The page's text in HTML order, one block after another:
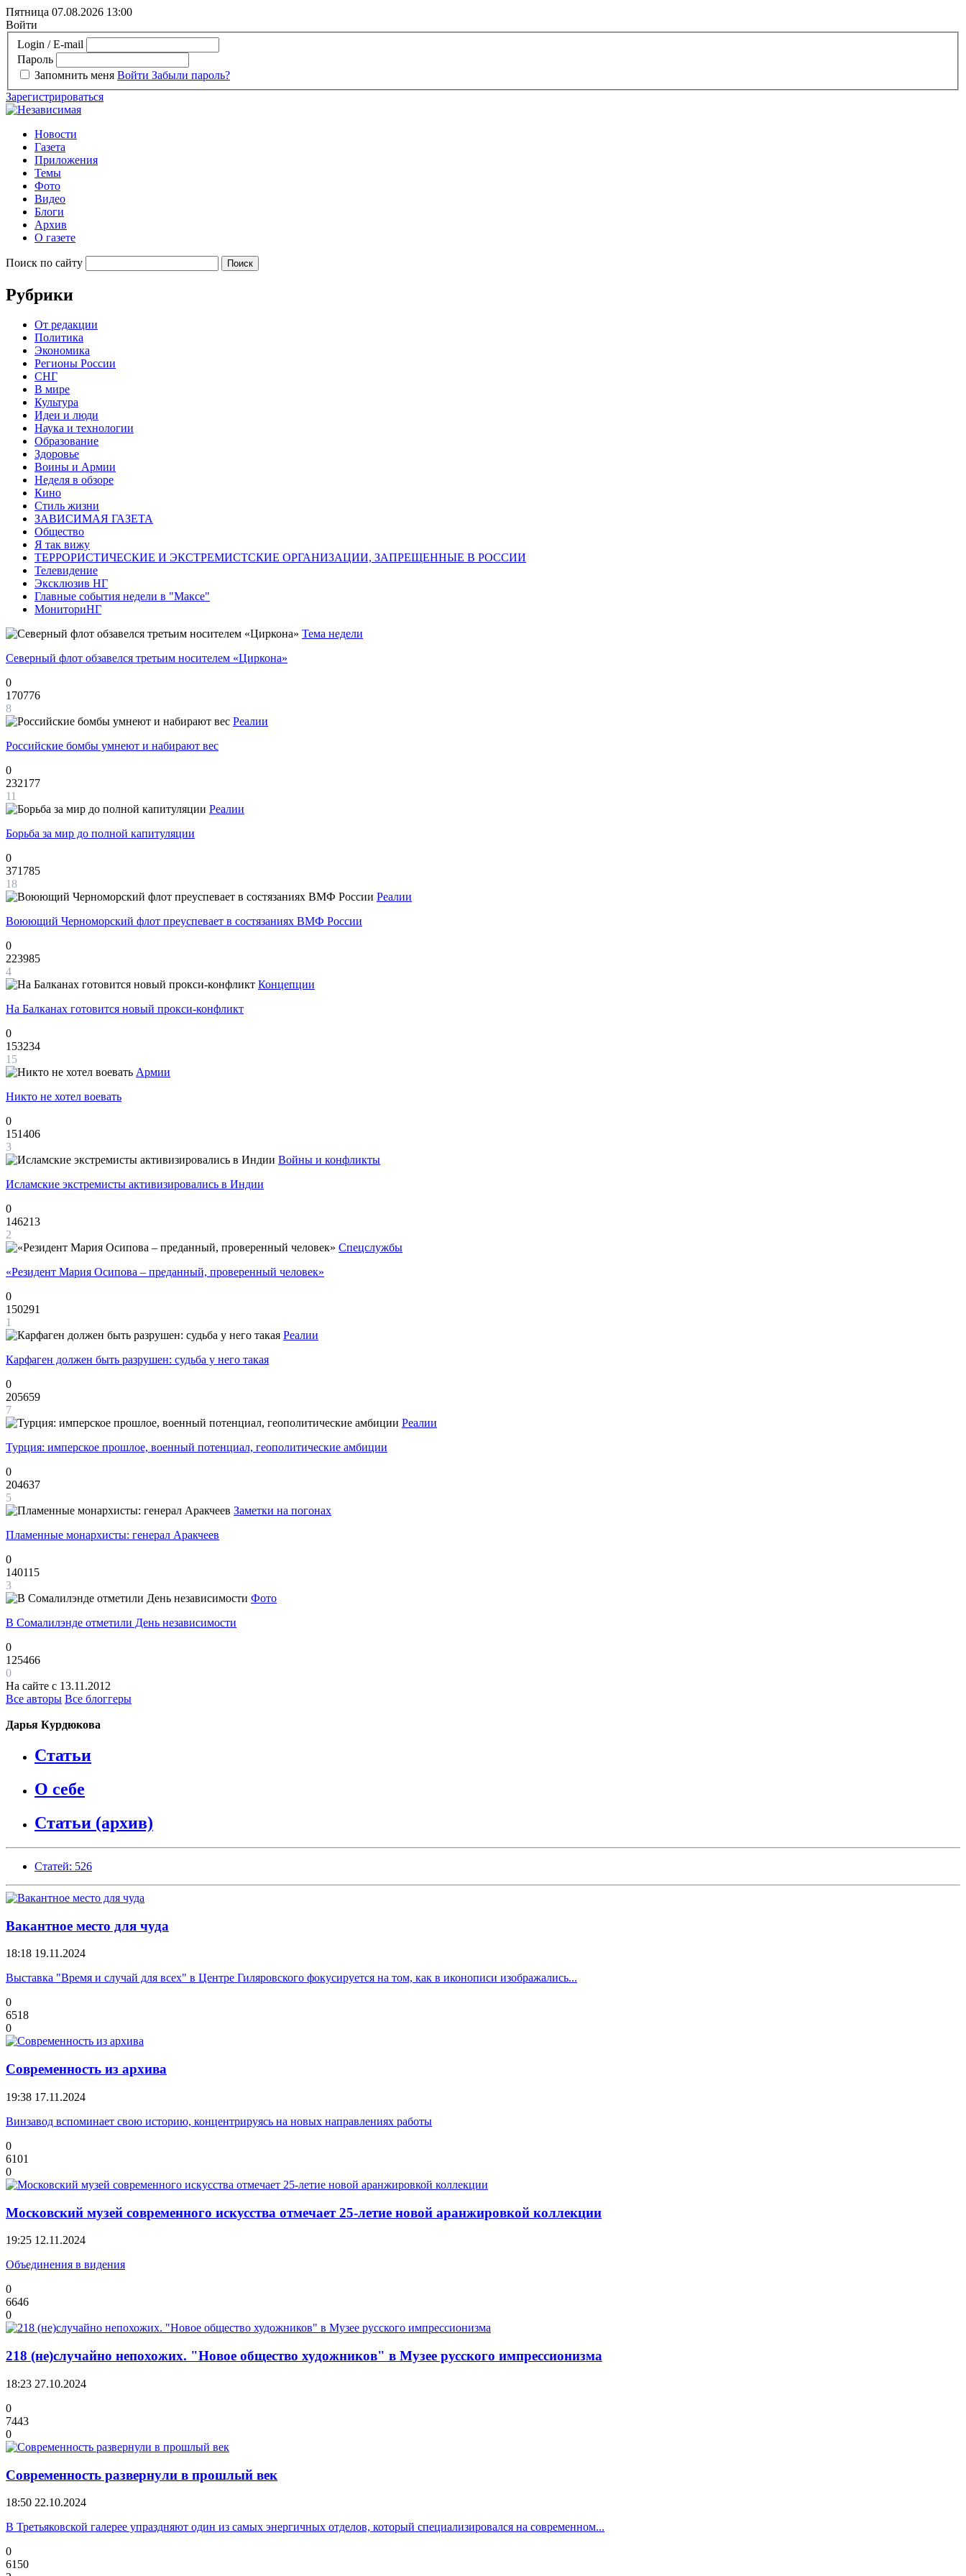
Пятница 07.08.2026 13:00
Войти
Login / E-mail
Пароль
Запомнить меня Войти Забыли пароль?
Зарегистрироваться
Новости
Газета
Приложения
Темы
Фото
Видео
Блоги
Архив
О газете
Поиск по сайту
Рубрики
От редакции
Политика
Экономика
Регионы России
СНГ
В мире
Культура
Идеи и люди
Наука и технологии
Образование
Здоровье
Воины и Армии
Неделя в обзоре
Кино
Стиль жизни
ЗАВИСИМАЯ ГАЗЕТА
Общество
Я так вижу
ТЕРРОРИСТИЧЕСКИЕ И ЭКСТРЕМИСТСКИЕ ОРГАНИЗАЦИИ, ЗАПРЕЩЕННЫЕ В РОССИИ
Телевидение
Эксклюзив НГ
Главные события недели в "Максе"
МониториНГ
Тема недели
Северный флот обзавелся третьим носителем «Циркона»
0
170776
8
Реалии
Российские бомбы умнеют и набирают вес
0
232177
11
Реалии
Борьба за мир до полной капитуляции
0
371785
18
Реалии
Воюющий Черноморский флот преуспевает в состязаниях ВМФ России
0
223985
4
Концепции
На Балканах готовится новый прокси-конфликт
0
153234
15
Армии
Никто не хотел воевать
0
151406
3
Войны и конфликты
Исламские экстремисты активизировались в Индии
0
146213
2
Спецслужбы
«Резидент Мария Осипова – преданный, проверенный человек»
0
150291
1
Реалии
Карфаген должен быть разрушен: судьба у него такая
0
205659
7
Реалии
Турция: имперское прошлое, военный потенциал, геополитические амбиции
0
204637
5
Заметки на погонах
Пламенные монархисты: генерал Аракчеев
0
140115
3
Фото
В Сомалилэнде отметили День независимости
0
125466
0
На сайте с 13.11.2012
Все авторы Все блоггеры
Дарья Курдюкова
Статьи
О себе
Статьи (архив)
Статей: 526
Вакантное место для чуда
18:18 19.11.2024
Выставка "Время и случай для всех" в Центре Гиляровского фокусируется на том, как в иконописи изображались...
0
6518
0
Современность из архива
19:38 17.11.2024
Винзавод вспоминает свою историю, концентрируясь на новых направлениях работы
0
6101
0
Московский музей современного искусства отмечает 25-летие новой аранжировкой коллекции
19:25 12.11.2024
Объединения в видения
0
6646
0
218 (не)случайно непохожих. "Новое общество художников" в Музее русского импрессионизма
18:23 27.10.2024
0
7443
0
Современность развернули в прошлый век
18:50 22.10.2024
В Третьяковской галерее упраздняют один из самых энергичных отделов, который специализировался на современном...
0
6150